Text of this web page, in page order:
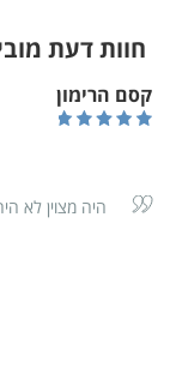
חוות דעת
קסם הרימון
היה מצוין לא